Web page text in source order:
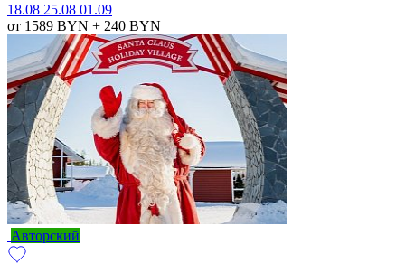
18.08 25.08 01.09
от 1589 BYN + 240 BYN
Авторский